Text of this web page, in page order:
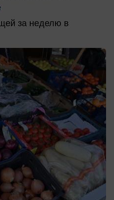
за неделю в